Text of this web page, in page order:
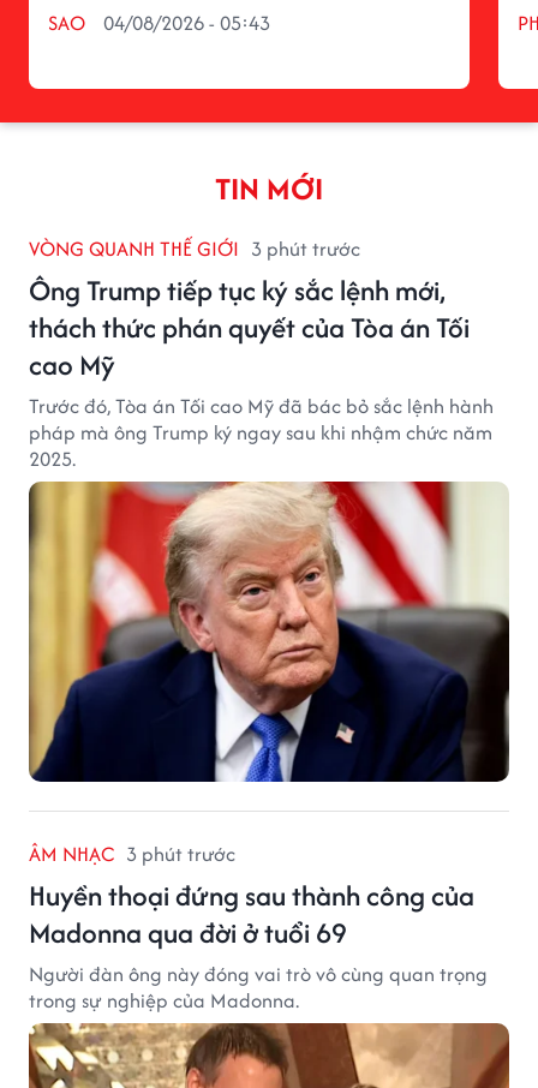
SAO 04/08/2026 - 05:43
TIN MỚI
VÒNG QUANH THẾ GIỚI 3 phút trước
Ông Trump tiếp tục ký sắc lệnh mới,
thách thức phán quyết của Tòa án Tối
cao Mỹ
Trước đó, Tòa án Tối cao Mỹ đã bác bỏ sắc lệnh hành
pháp mà ông Trump ký ngay sau khi nhậm chức năm
2025.
ÂM NHẠC 3 phút trước
Huyền thoại đứng sau thành công của
Madonna qua đời ở tuổi 69
Người đàn ông này đóng vai trò vô cùng quan trọng
trong sự nghiệp của Madonna.